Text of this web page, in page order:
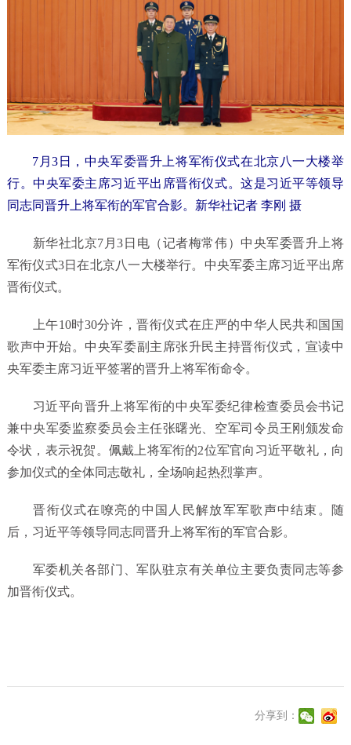
7月3日，中央军委晋升上将军衔仪式在北京八一大楼举
行。中央军委主席习近平出席晋衔仪式。这是习近平等领导
同志同晋升上将军衔的军官合影。新华社记者 李刚 摄
新华社北京7月3日电（记者梅常伟）中央军委晋升上将
军衔仪式3日在北京八一大楼举行。中央军委主席习近平出席
晋衔仪式。
上午10时30分许，晋衔仪式在庄严的中华人民共和国国
歌声中开始。中央军委副主席张升民主持晋衔仪式，宣读中
央军委主席习近平签署的晋升上将军衔命令。
习近平向晋升上将军衔的中央军委纪律检查委员会书记
兼中央军委监察委员会主任张曙光、空军司令员王刚颁发命
令状，表示祝贺。佩戴上将军衔的2位军官向习近平敬礼，向
参加仪式的全体同志敬礼，全场响起热烈掌声。
晋衔仪式在嘹亮的中国人民解放军军歌声中结束。随
后，习近平等领导同志同晋升上将军衔的军官合影。
军委机关各部门、军队驻京有关单位主要负责同志等参
加晋衔仪式。
分享到：